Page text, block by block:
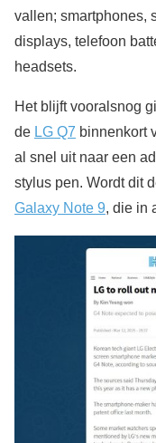
vallen; smartphones,
displays, telefoon
headsets.
Het blijft vooralsnog
de LG Q7 binnenkort
al snel uit naar een
stylus pen. Wordt dit
Galaxy Note 9, die in